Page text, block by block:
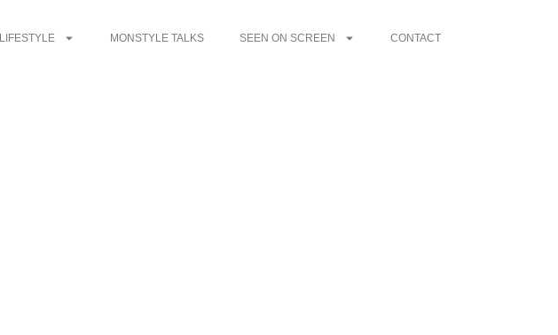
LIFESTYLE MONSTYLE TALKS SEEN ON SCREEN CONTACT